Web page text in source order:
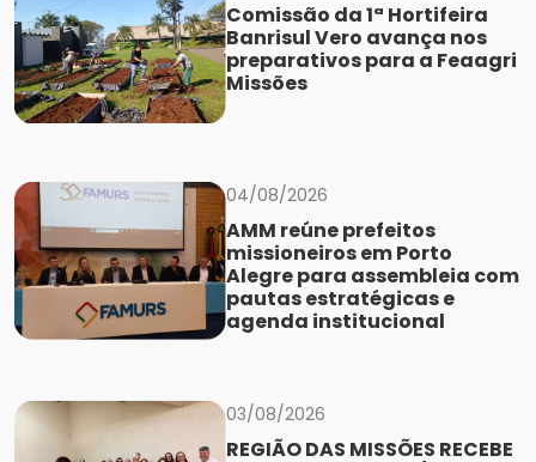
Comissão da 1ª Hortifeira
Banrisul Vero avança nos
preparativos para a Feaagri
Missões
04/08/2026
AMM reúne prefeitos
missioneiros em Porto
Alegre para assembleia com
pautas estratégicas e
agenda institucional
03/08/2026
REGIÃO DAS MISSÕES RECEBE